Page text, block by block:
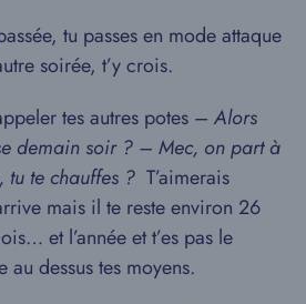
tu passes en mode attaque
soirée, t’y crois.
tes autres potes – Alors
demain soir ? – Mec, on part à
tu te chauffes ? T’aimerais
mais il te reste environ 26
et l’année et t’es pas le
dessus tes moyens.